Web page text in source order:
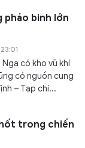
pháo binh lớn
có kho vũ khí
có nguồn cung
– Tạp chí...
trong chiến